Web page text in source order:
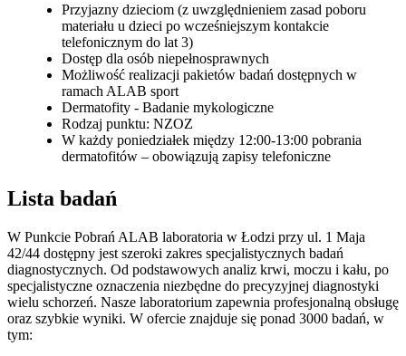
Przyjazny dzieciom (z uwzględnieniem zasad poboru
materiału u dzieci po wcześniejszym kontakcie
telefonicznym do lat 3)
Dostęp dla osób niepełnosprawnych
Możliwość realizacji pakietów badań dostępnych w
ramach ALAB sport
Dermatofity - Badanie mykologiczne
Rodzaj punktu: NZOZ
W każdy poniedziałek między 12:00-13:00 pobrania
dermatofitów – obowiązują zapisy telefoniczne
Lista badań
W Punkcie Pobrań ALAB laboratoria w Łodzi przy ul. 1 Maja
42/44 dostępny jest szeroki zakres specjalistycznych badań
diagnostycznych. Od podstawowych analiz krwi, moczu i kału, po
specjalistyczne oznaczenia niezbędne do precyzyjnej diagnostyki
wielu schorzeń. Nasze laboratorium zapewnia profesjonalną obsługę
oraz szybkie wyniki. W ofercie znajduje się ponad 3000 badań, w
tym: